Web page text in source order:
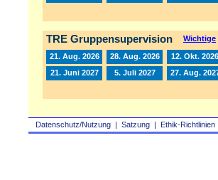
Datenschutz/Nutzung | Satzung | Ethik-Richtlinien
TRE Gruppensupervision Wichtige
21. Aug. 2026 28. Aug. 2026 12. Okt. 2026
21. Juni 2027
5. Juli 2027 27. Aug.